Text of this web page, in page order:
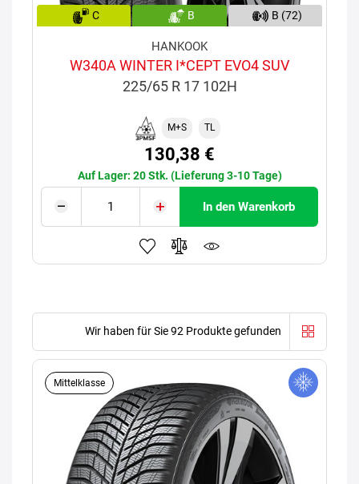
C B B (72)
HANKOOK
W340A WINTER I*CEPT EVO4 SUV
225/65 R 17 102H
M+S TL
130,38 €
Auf Lager: 20 Stk. (Lieferung 3-10 Tage)
In den Warenkorb
Wir haben für Sie 92 Produkte gefunden
Mittelklasse